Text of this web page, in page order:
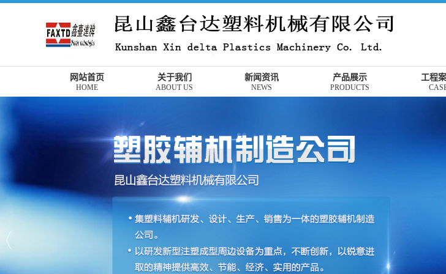
网站首页
HOME
关于我们
ABOUT US
新闻资讯
NEWS
产品展示
PRODUCTS
工程